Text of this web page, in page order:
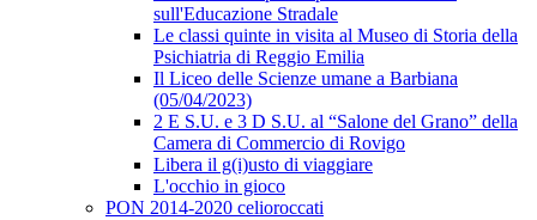
sull'Educazione Stradale
Le classi quinte in visita al Museo di Storia della
Psichiatria di Reggio Emilia
Il Liceo delle Scienze umane a Barbiana
(05/04/2023)
2 E S.U. e 3 D S.U. al “Salone del Grano” della
Camera di Commercio di Rovigo
Libera il g(i)usto di viaggiare
L'occhio in gioco
PON 2014-2020 celioroccati